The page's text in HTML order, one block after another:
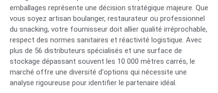
emballages représente une décision stratégique majeure. Que
vous soyez artisan boulanger, restaurateur ou professionnel
du snacking, votre fournisseur doit allier qualité irréprochable,
respect des normes sanitaires et réactivité logistique. Avec
plus de 56 distributeurs spécialisés et une surface de
stockage dépassant souvent les 10 000 mètres carrés, le
marché offre une diversité d'options qui nécessite une
analyse rigoureuse pour identifier le partenaire idéal.